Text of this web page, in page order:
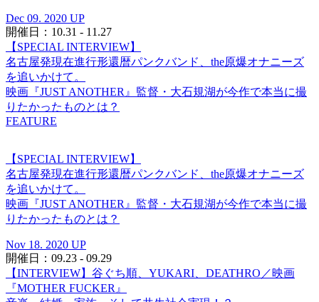
Dec 09. 2020 UP
開催日：10.31 - 11.27
【SPECIAL INTERVIEW】
名古屋発現在進行形還暦パンクバンド、the原爆オナニーズ
を追いかけて。
映画『JUST ANOTHER』監督・大石規湖が今作で本当に撮
りたかったものとは？
FEATURE
【SPECIAL INTERVIEW】
名古屋発現在進行形還暦パンクバンド、the原爆オナニーズ
を追いかけて。
映画『JUST ANOTHER』監督・大石規湖が今作で本当に撮
りたかったものとは？
Nov 18. 2020 UP
開催日：09.23 - 09.29
【INTERVIEW】谷ぐち順、YUKARI、DEATHRO／映画
『MOTHER FUCKER』